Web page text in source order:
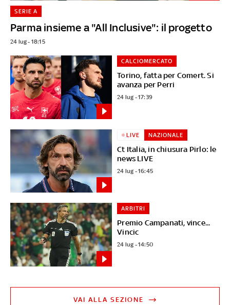
Parma insieme a "All Inclusive": il progetto
SERIE A
24 lug - 18:15
Torino, fatta per Comert. Si
avanza per Perri
CALCIOMERCATO
24 lug - 17:39
Ct Italia, in chiusura Pirlo: le
news LIVE
LIVE NAZIONALE
24 lug - 16:45
Premio Campanati, vince...
Vincic
ARBITRI
24 lug - 14:50
VAI ALLA SEZIONE